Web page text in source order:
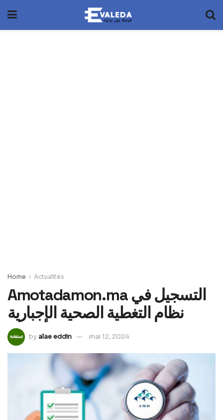
Home Actualités
Amotadamon.ma التسجيل في
نظام التغطية الصحية الإجبارية
byalae eddin mai 12, 2024